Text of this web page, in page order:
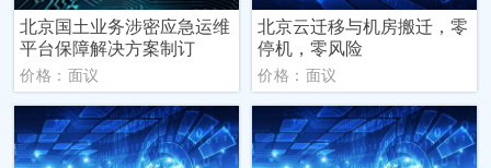
北京国土业务涉密应急运维
平台保障解决方案制订
价格：面议
北京云迁移与机房搬迁，零
停机，零风险
价格：面议